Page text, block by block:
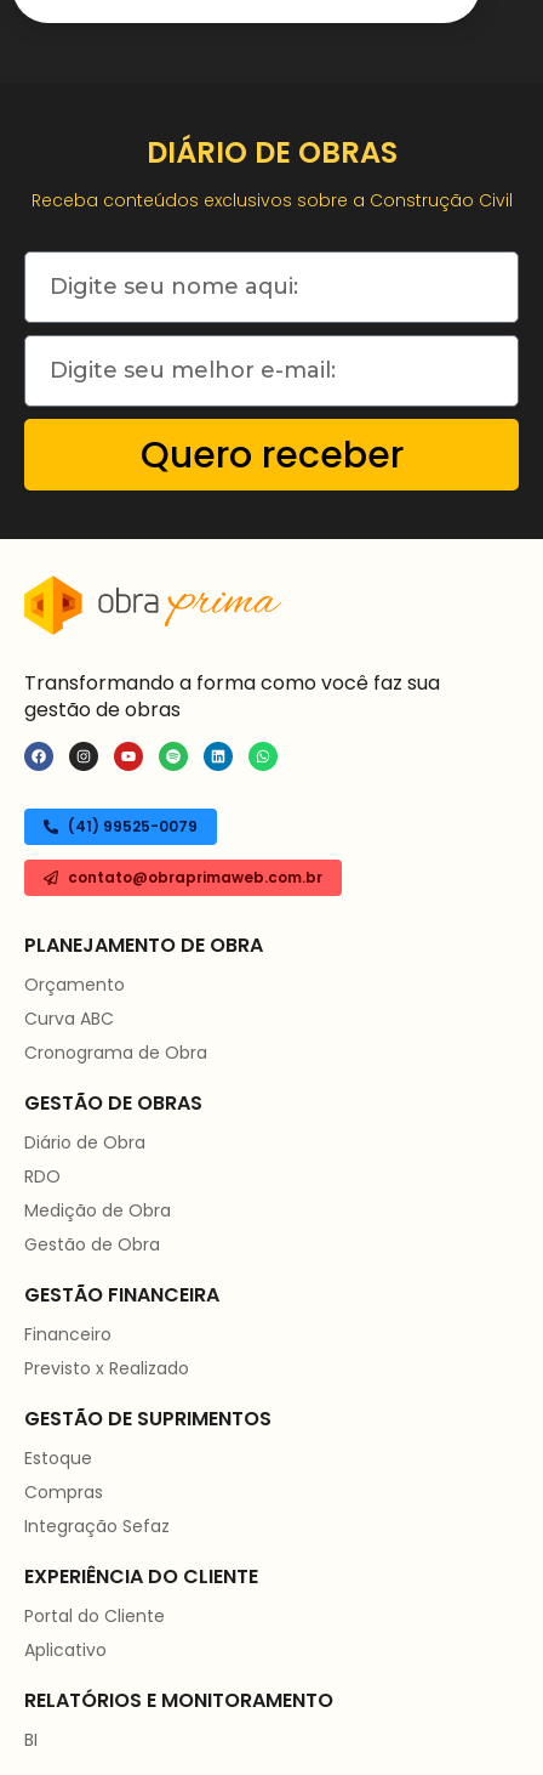
DIÁRIO DE OBRAS
Receba conteúdos exclusivos sobre a Construção Civil
Quero receber
Transformando a forma como você faz sua
gestão de obras
(41) 99525-0079
contato@obraprimaweb.com.br
PLANEJAMENTO DE OBRA
Orçamento
Curva ABC
Cronograma de Obra
GESTÃO DE OBRAS
Diário de Obra
RDO
Medição de Obra
Gestão de Obra
GESTÃO FINANCEIRA
Financeiro
Previsto x Realizado
GESTÃO DE SUPRIMENTOS
Estoque
Compras
Integração Sefaz
EXPERIÊNCIA DO CLIENTE
Portal do Cliente
Aplicativo
RELATÓRIOS E MONITORAMENTO
BI